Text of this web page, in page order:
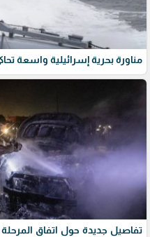
مناورة بحرية إسرائيلية واسعة